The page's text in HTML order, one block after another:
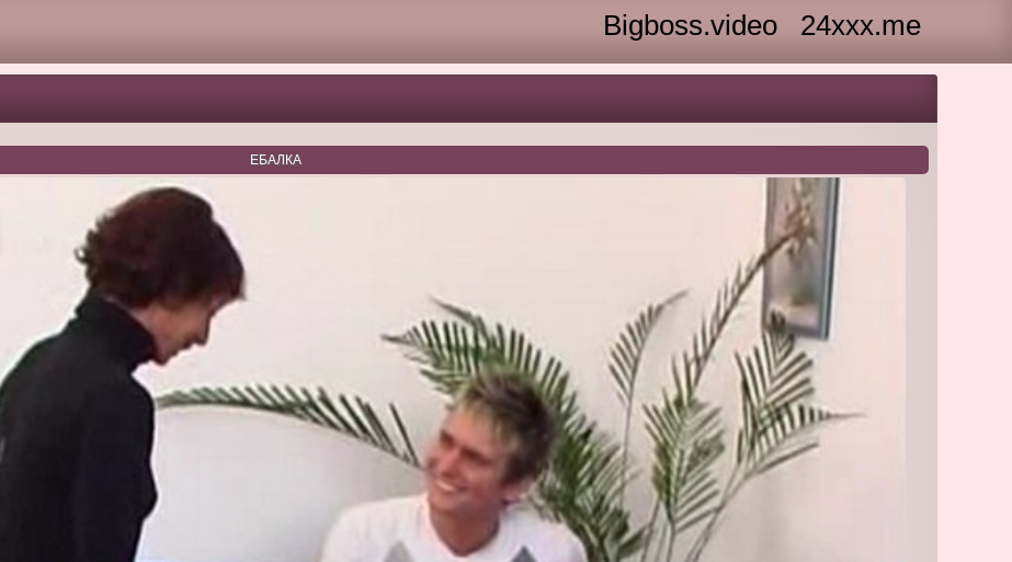
Bigboss.video 24xxx.me
ЕБАЛКА